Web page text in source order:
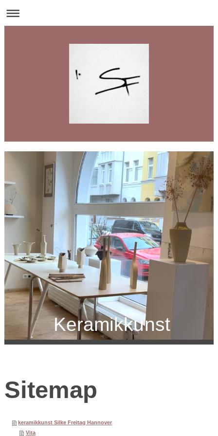
Keramikkunst
Sitemap
keramikkunst Silke Freitag Hannover
Vita